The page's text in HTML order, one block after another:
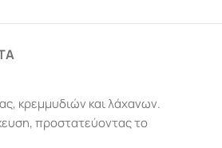
κρεμμυδιών και λάχανων.
προστατεύοντας το